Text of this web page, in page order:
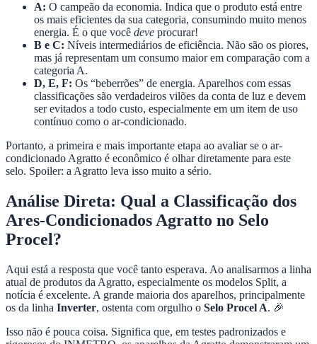
A: O campeão da economia. Indica que o produto está entre
os mais eficientes da sua categoria, consumindo muito menos
energia. É o que você deve procurar!
B e C: Níveis intermediários de eficiência. Não são os piores,
mas já representam um consumo maior em comparação com a
categoria A.
D, E, F: Os “beberrões” de energia. Aparelhos com essas
classificações são verdadeiros vilões da conta de luz e devem
ser evitados a todo custo, especialmente em um item de uso
contínuo como o ar-condicionado.
Portanto, a primeira e mais importante etapa ao avaliar se o ar-
condicionado Agratto é econômico é olhar diretamente para este
selo. Spoiler: a Agratto leva isso muito a sério.
Análise Direta: Qual a Classificação dos
Ares-Condicionados Agratto no Selo
Procel?
Aqui está a resposta que você tanto esperava. Ao analisarmos a linha
atual de produtos da Agratto, especialmente os modelos Split, a
notícia é excelente. A grande maioria dos aparelhos, principalmente
os da linha Inverter, ostenta com orgulho o Selo Procel A. 🎉
Isso não é pouca coisa. Significa que, em testes padronizados e